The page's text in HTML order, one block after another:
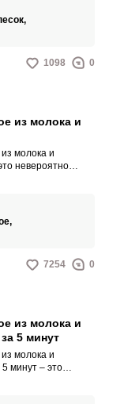
бананом сами и
превосходном
свойствах, так
питательных
1098 0
из молока и
молока и
невероятно
магазинному
7254 0
из молока и
5 минут
молока и
5 минут – это